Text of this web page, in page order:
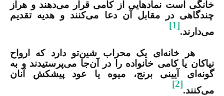
خانگی است نمادهایی از کامی قرار می‌دهند و هراز
چندگاهی در مقابل آن دعا می‌کنند و هدیه تقدیم
می‌دارند.
[1]
هر خانه‌ای یک محراب شین‌تو دارد که ارواح
نیاکان یا کامی خانواده را در آن‌جا می‌پرستیدند و به
گونه‌ای آیینی برنج، میوه یا عود پیشکش آنان
می‌کنند.
[2]